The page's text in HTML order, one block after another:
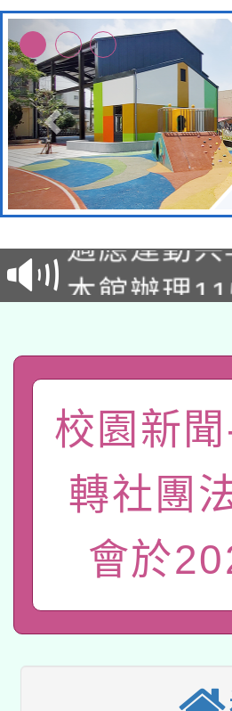
本校115學
招)
本館辦理
礎課程
A3數位素
「數位內
有關大陸
薪期間赴
轉知經濟
業技術研
115年8月
開 智慧啟
本校115學
招甄選結
適應運動
校園新
轉社團
會於